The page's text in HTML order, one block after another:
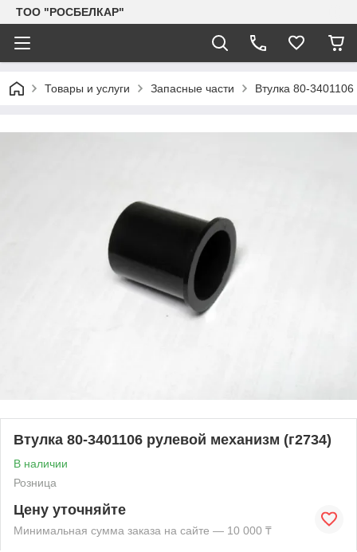
TOO "РОСБЕЛКАР"
Товары и услуги Запасные части Втулка 80-
Втулка 80-3401106 рулевой механизм (г2734)
В наличии
Розница
Цену уточняйте
Минимальная сумма заказа на сайте — 10 000 ₸